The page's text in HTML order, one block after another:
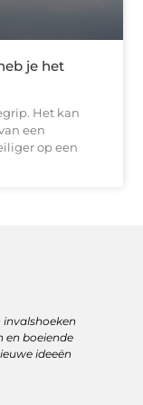
je het
Het kan
een
op een
invalshoeken
en boeiende
ideeën